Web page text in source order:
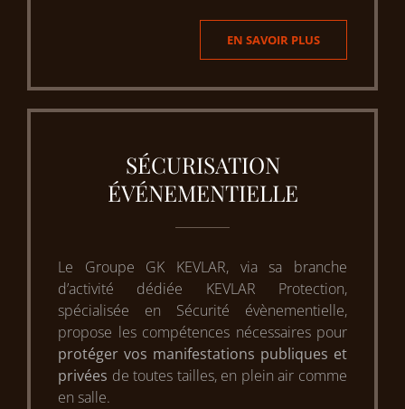
EN SAVOIR PLUS
SÉCURISATION
ÉVÉNEMENTIELLE
Le Groupe GK KEVLAR, via sa branche
d’activité dédiée KEVLAR Protection,
spécialisée en Sécurité évènementielle,
propose les compétences nécessaires pour
protéger vos manifestations publiques et
privées de toutes tailles, en plein air comme
en salle.